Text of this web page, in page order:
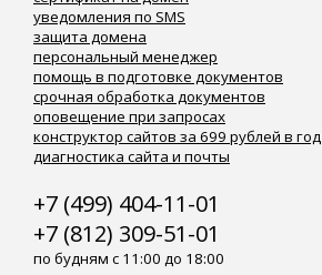
уведомления по SMS
защита домена
персональный менеджер
помощь в подготовке документов
срочная обработка документов
оповещение при запросах
конструктор сайтов за 699 рублей в год
диагностика сайта и почты
+7 (499) 404-11-01
+7 (812) 309-51-01
по будням с 11:00 до 18:00